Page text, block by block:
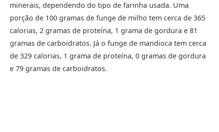
minerais, dependendo do tipo de farinha usada. Uma
porção de 100 gramas de funge de milho tem cerca de 365
calorias, 2 gramas de proteína, 1 grama de gordura e 81
gramas de carboidratos. Já o funge de mandioca tem cerca
de 329 calorias, 1 grama de proteína, 0 gramas de gordura
e 79 gramas de carboidratos.